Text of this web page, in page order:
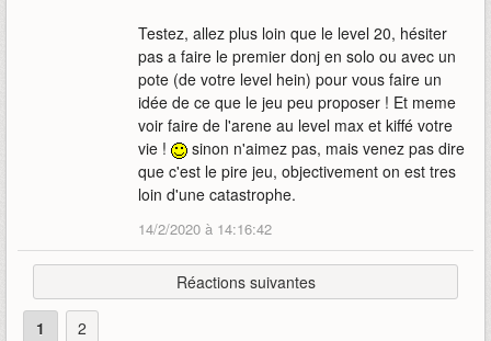
Testez, allez plus loin que le level 20, hésiter
pas a faire le premier donj en solo ou avec un
pote (de votre level hein) pour vous faire un
idée de ce que le jeu peu proposer ! Et meme
voir faire de l'arene au level max et kiffé votre
vie !
sinon n'aimez pas, mais venez pas dire
que c'est le pire jeu, objectivement on est tres
loin d'une catastrophe.
14/2/2020 à 14:16:42
Réactions suivantes
1 2